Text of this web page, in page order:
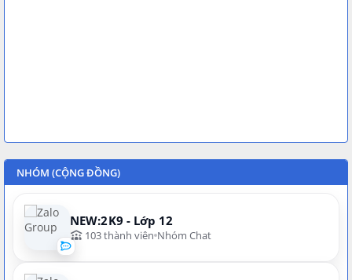
NHÓM (CỘNG ĐỒNG)
NEW:2K9 - Lớp 12
103 thành viên Nhóm Chat